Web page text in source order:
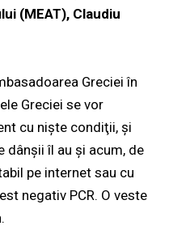
(MEAT), Claudiu
Greciei în
Greciei se vor
cu nişte condiţii, şi
dânşii îl au şi acum, de
pe internet sau cu
negativ PCR. O veste